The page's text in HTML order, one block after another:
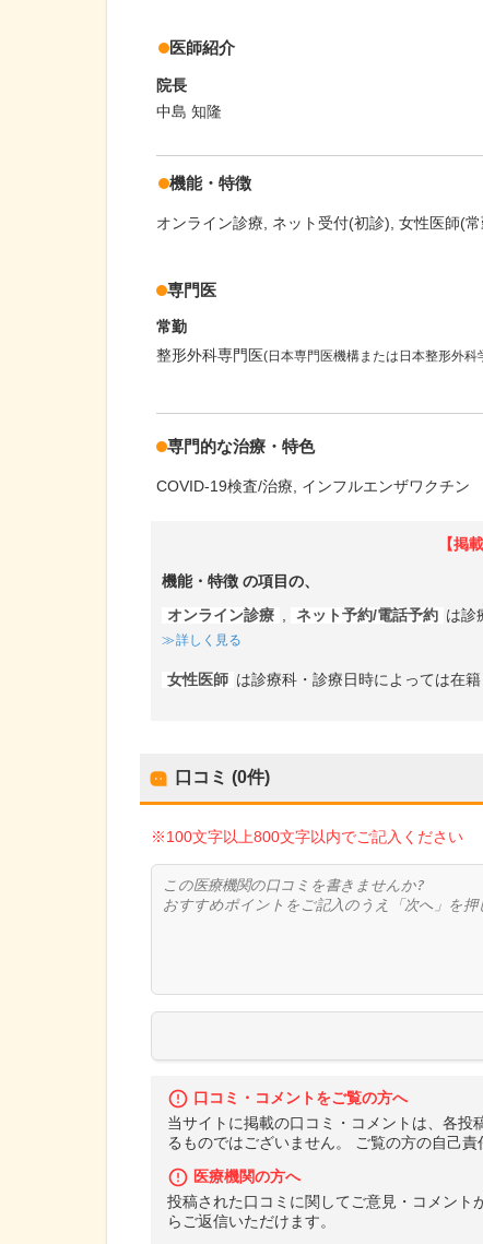
医師紹介
院長
中島 知隆
機能・特徴
オンライン診療 ネット受付(初診) 女性医師(
専門医
常勤
整形外科専門医(日本専門医機構または日本整形外科
専門的な治療・特色
COVID-19検査/治療 インフルエンザワクチン
【掲
機能・特徴 の項目の、
オンライン診療 , ネット予約/電話予約 は診
詳しく見る
女性医師 は診療科・診療日時によっては在
口コミ (0件)
※100文字以上800文字以内でご記入ください
口コミ・コメントをご覧の方へ
当サイトに掲載の口コミ・コメントは、各
るものではございません。 ご覧の方の自己責
医療機関の方へ
投稿された口コミに関してご意見・コメン
らご返信いただけます。